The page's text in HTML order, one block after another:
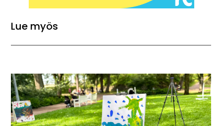
Lue myös